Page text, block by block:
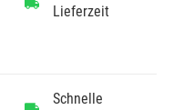
Lieferzeit
Schnelle